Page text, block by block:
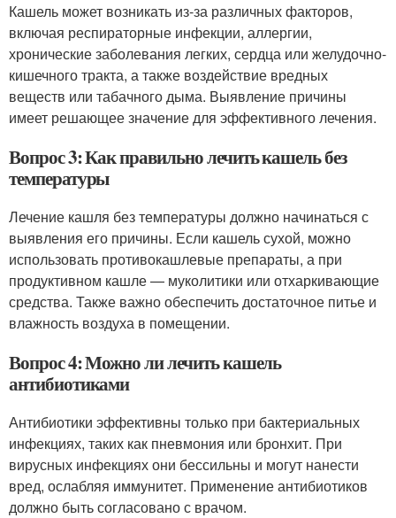
Кашель может возникать из-за различных факторов,
включая респираторные инфекции, аллергии,
хронические заболевания легких, сердца или желудочно-
кишечного тракта, а также воздействие вредных
веществ или табачного дыма. Выявление причины
имеет решающее значение для эффективного лечения.
Вопрос 3: Как правильно лечить кашель без
температуры
Лечение кашля без температуры должно начинаться с
выявления его причины. Если кашель сухой, можно
использовать противокашлевые препараты, а при
продуктивном кашле — муколитики или отхаркивающие
средства. Также важно обеспечить достаточное питье и
влажность воздуха в помещении.
Вопрос 4: Можно ли лечить кашель
антибиотиками
Антибиотики эффективны только при бактериальных
инфекциях, таких как пневмония или бронхит. При
вирусных инфекциях они бессильны и могут нанести
вред, ослабляя иммунитет. Применение антибиотиков
должно быть согласовано с врачом.